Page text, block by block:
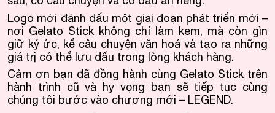
Logo mới đánh dấu một giai đoạn phát triển mới –
nơi Gelato Stick không chỉ làm kem, mà còn gìn
giữ ký ức, kể câu chuyện văn hoá và tạo ra những
giá trị có thể lưu dấu trong lòng khách hàng.
Cảm ơn bạn đã đồng hành cùng Gelato Stick trên
hành trình cũ và hy vọng bạn sẽ tiếp tục cùng
chúng tôi bước vào chương mới – LEGEND.